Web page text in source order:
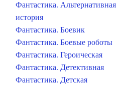
Фантастика. Альтернативная
история
Фантастика. Боевик
Фантастика. Боевые роботы
Фантастика. Героическая
Фантастика. Детективная
Фантастика. Детская